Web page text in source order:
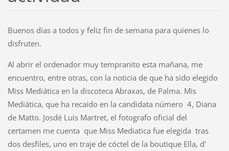
Buenos días a todos y feliz fin de semana para quienes lo
disfruten.
Al abrir el ordenador muy tempranito esta mañana, me
encuentro, entre otras, con la noticia de que ha sido elegido
Miss Mediática en la discoteca Abraxas, de Palma. Mis
Mediática, que ha recaído en la candidata número 4, Diana
de Matto. Josdé Luis Martret, el fotografo oficial del
certamen me cuenta que Miss Mediatica fue elegida tras
dos desfiles, uno en traje de cóctel de la boutique Ella, d'